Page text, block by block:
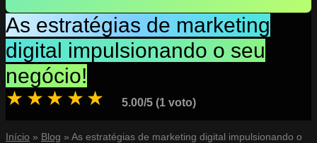
As estratégias de marketing
digital impulsionando o seu
negócio!
★
★
★
★
★ 5.00/5 (1 voto)
Início » Blog » As estratégias de marketing digital impulsionando o